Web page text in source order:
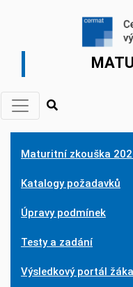
Maturitní zkouška
Katalogy požadavků
Úpravy podmínek
Testy a zadání
Výsledkový portál žáka